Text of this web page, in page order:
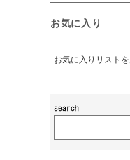
お気に入り
お気に入りリスト